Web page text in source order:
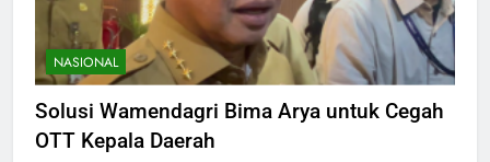
NASIONAL
Solusi Wamendagri Bima Arya untuk Cegah
OTT Kepala Daerah